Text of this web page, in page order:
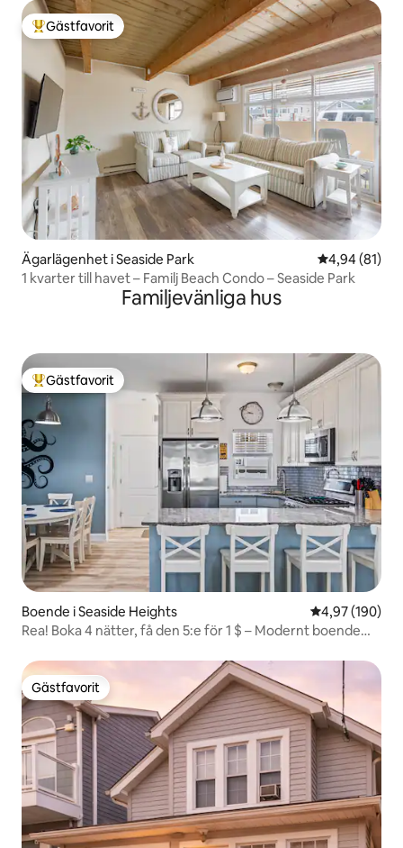
Populär gästfavorit
Gästfavorit
Ägarlägenhet i Seaside Park 4,94 av 5 i
4,94 (81)
1 kvarter till havet – Familj Beach Condo – Seaside Park
Familjevänliga hus
Populär gästfavorit
Gästfavorit
Boende i Seaside Heights 4,97 av 5 i
4,97 (190)
Rea! Boka 4 nätter, få den 5:e för 1 $ – Modernt boende
Gästfavorit
Gästfavorit